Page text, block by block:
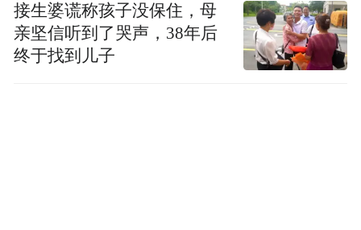
接生婆谎称孩子没保住，母
亲坚信听到了哭声，38年后
终于找到儿子